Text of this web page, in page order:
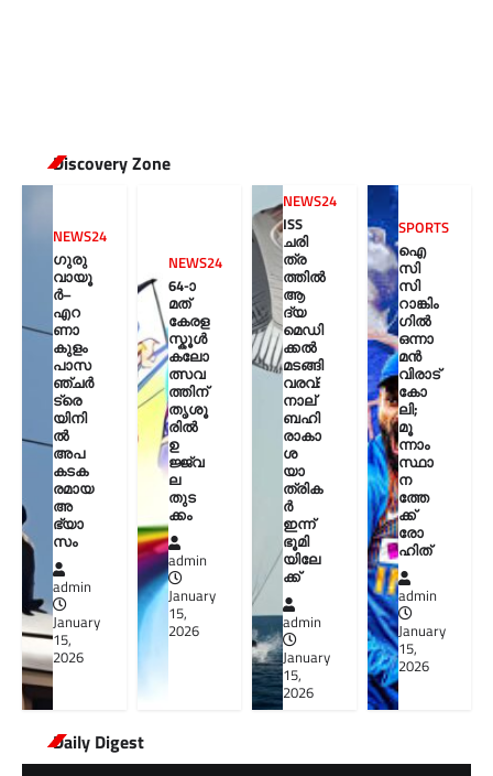
Discovery Zone
NEWS24
ഗുരു
വായൂ
ർ–
എറ
ണാ
കുളം
പാസ
ഞ്ചർ
ട്രെ
യിനി
ൽ
അപ
കടക
രമായ
അ
ഭ്യാ
സം
admin
January
15,
2026
NEWS24
64-ാ
മത്
കേരള
സ്കൂൾ
കലോ
ത്സവ
ത്തിന്
തൃശൂ
രിൽ
ഉ
ജ്ജ്വ
ല
തുട
ക്കം
admin
January
15,
2026
NEWS24
ISS
ചരി
ത്ര
ത്തിൽ
ആ
ദ്യ
മെഡി
ക്കൽ
മടങ്ങി
വരവ്:
നാല്
ബഹി
രാകാ
ശ
യാ
ത്രിക
ർ
ഇന്ന്
ഭൂമി
യിലേ
ക്ക്
admin
January
15,
2026
SPORTS
ഐ
സി
സി
റാങ്കിം
ഗിൽ
ഒന്നാ
മൻ
വിരാട്
കോ
ലി;
മൂ
ന്നാം
സ്ഥാ
ന
ത്തേ
ക്ക്
രോ
ഹിത്
admin
January
15,
2026
Daily Digest